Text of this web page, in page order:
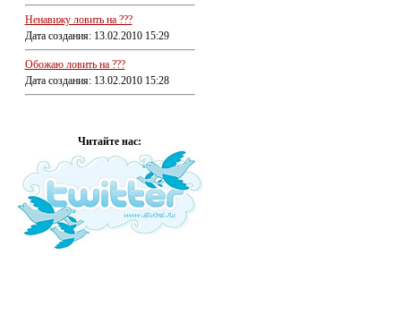
Ненавижу ловить на ???
Дата создания: 13.02.2010 15:29
Обожаю ловить на ???
Дата создания: 13.02.2010 15:28
Читайте нас: